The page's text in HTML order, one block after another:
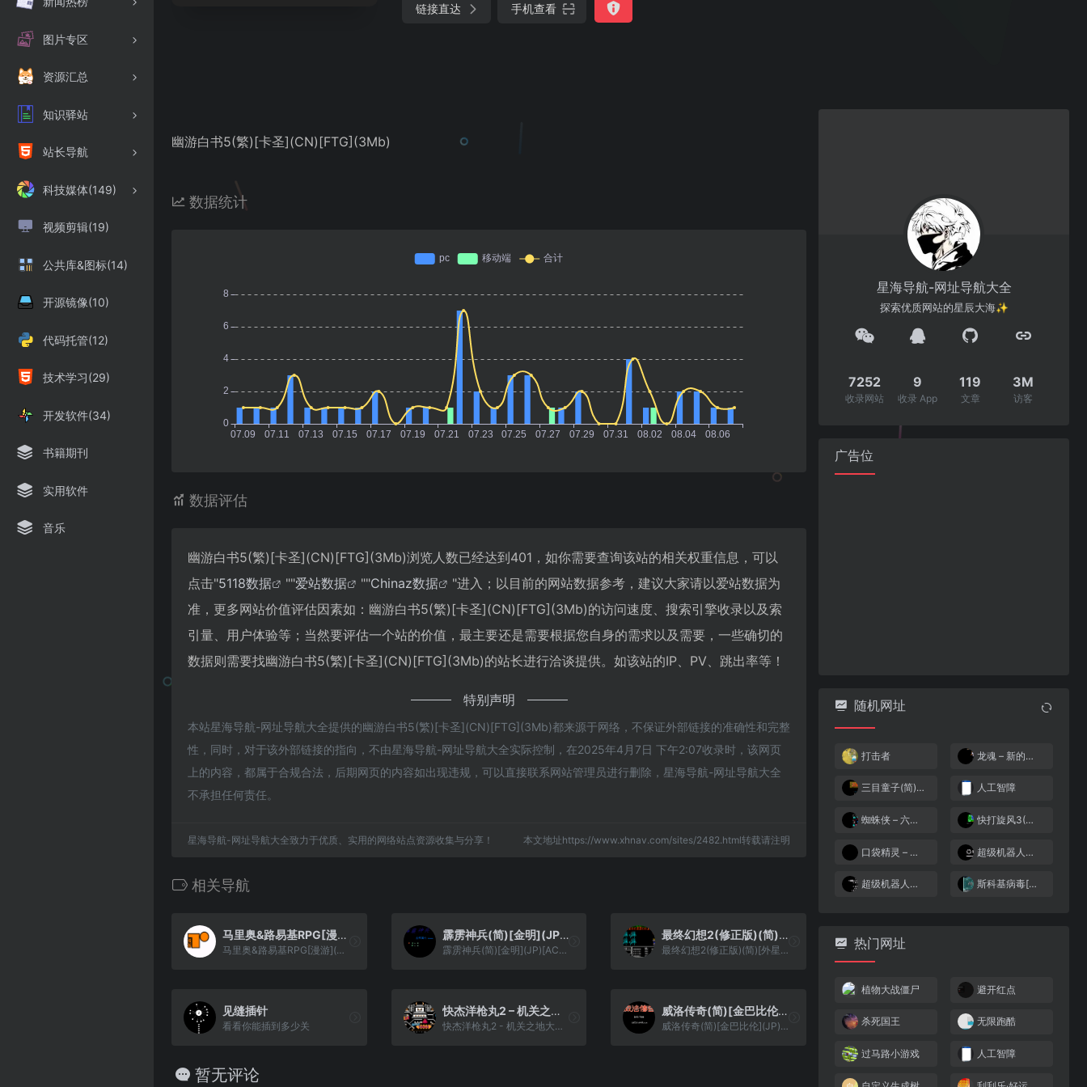
图片专区
资源汇总
知识驿站
站长导航
科技媒体(149)
视频剪辑(19)
公共库&图标(14)
开源镜像(10)
代码托管(12)
技术学习(29)
开发软件(34)
书籍期刊
实用软件
音乐
链接直达 手机查看
幽游白书5(繁)[卡圣](CN)[FTG](3Mb)
数据统计
数据评估
幽游白书5(繁)[卡圣](CN)[FTG](3Mb)浏览人数已经达到401，如你需要查询该站的相关权重信息，可以
点击"5118数据 ""爱站数据 ""Chinaz数据
"进入；以目前的网站数据参考，建议大家请以爱站数据为
准，更多网站价值评估因素如：幽游白书5(繁)[卡圣](CN)[FTG](3Mb)的访问速度、搜索引擎收录以及索
引量、用户体验等；当然要评估一个站的价值，最主要还是需要根据您自身的需求以及需要，一些确切的
数据则需要找幽游白书5(繁)[卡圣](CN)[FTG](3Mb)的站长进行洽谈提供。如该站的IP、PV、跳出率等！
特别声明
本站星海导航-网址导航大全提供的幽游白书5(繁)[卡圣](CN)[FTG](3Mb)都来源于网络，不保证外部链接的准确性和完整
性，同时，对于该外部链接的指向，不由星海导航-网址导航大全实际控制，在2025年4月7日 下午2:07收录时，该网页
上的内容，都属于合规合法，后期网页的内容如出现违规，可以直接联系网站管理员进行删除，星海导航-网址导航大全
不承担任何责任。
星海导航-网址导航大全致力于优质、实用的网络站点资源收集与分享！ 本文地址https://www.xhnav.com/sites/2482.html转载请注明
相关导航
马里奥&路易基RPG[漫游](简)(JP)(128Mb)
马里奥&路易基RPG[漫游](简)(JP)(128Mb)
霹雳神兵(简)[金明](JP)[ACT](2Mb)
霹雳神兵(简)[金明](JP)[ACT](2Mb)
最终幻想2(修正版)(简)[外星科技+SSforME](JP)[RPG](4Mb)
最终幻想2(修正版)(简)[外星科技+SSforME](JP)[RPG](4Mb)
见缝插针
看看你能插到多少关
快杰洋枪丸2 – 机关之地大探险(简)[高伟](JP)[ACT](2Mb)
快杰洋枪丸2 - 机关之地大探险(简)[高伟](JP)[ACT](2Mb)
威洛传奇(简)[金巴比伦](JP)[RPG](4Mb)
威洛传奇(简)[金巴比伦](JP)[RPG](4Mb)
暂无评论
星海导航-网址导航大全
探索优质网站的星辰大海✨
7252
收录网站
9
收录 App
119
文章
3M
访客
广告位
随机网址
打击者 龙魂 – 新的血族(简)[Nineswords](JP)[STG](6Mb)
三目童子(简)[asiwish](JP)[ACT](2Mb) 人工智障
蜘蛛侠 – 六邪归来(简)[逆游的五彩鱼](US)[ACT](3Mb) 快打旋风3(简)[dfqshy](CN)[ACT](6Mb)
口袋精灵 – 金(解密版)(简)[外星科技+WXN](CN)[RPG](8Mb) 超级机器人大战J[星组](v1.0) (繁)(JP)(131.1Mb)
超级机器人大战D[张老批](简)(JP)(64Mb) 斯科基病毒[河豚幻想](简)(128Mb)
热门网址
植物大战僵尸 避开红点
杀死国王 无限跑酷
过马路小游戏 人工智障